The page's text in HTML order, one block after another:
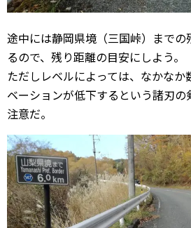
途中には静岡県境（三国峠）まで
るので、残り距離の目安にしよう。
ただしレベルによっては、なかな
ベーションが低下するという諸刃
注意だ。